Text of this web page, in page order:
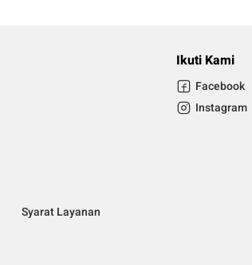
Syarat Layanan
Ikuti Kami
Facebook
Instagram